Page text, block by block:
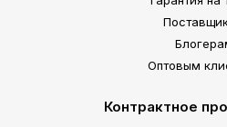
Оптовым
Контрактное